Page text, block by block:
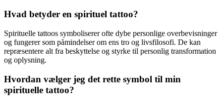
Hvad betyder en spirituel tattoo?
Spirituelle tattoos symboliserer ofte dybe personlige overbevisninger
og fungerer som påmindelser om ens tro og livsfilosofi. De kan
repræsentere alt fra beskyttelse og styrke til personlig transformation
og oplysning.
Hvordan vælger jeg det rette symbol til min
spirituelle tattoo?